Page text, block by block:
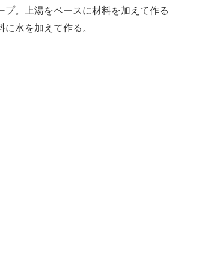
。上湯をベースに材料を加えて作る
水を加えて作る。